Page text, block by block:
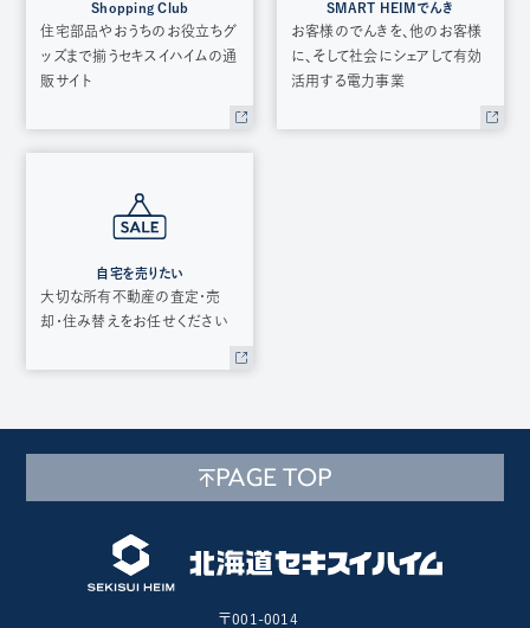
Shopping Club
住宅部品やおうちのお役立ちグ
ッズまで揃うセキスイハイムの通
販サイト
SMART HEIMでんき
お客様のでんきを、他のお客様
に、そして社会にシェアして有効
活用する電力事業
自宅を売りたい
大切な所有不動産の査定・売
却・住み替えをお任せください
PAGE TOP
〒001-0014